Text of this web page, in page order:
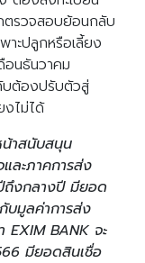
ตรวจสอบย้อนกลับ
าะปลูกหรือเลี้ยง
อนธันวาคม
บต้องปรับตัวสู่
งไม่ได้
าสนับสนุน
ละภาคการส่ง
ถึงกลางปี มียอด
มูลค่าการส่ง
BANK จะ
มียอดสินเชื่อ